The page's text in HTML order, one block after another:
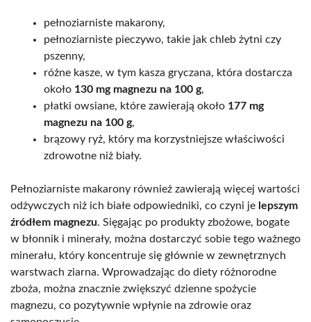
pełnoziarniste makarony,
pełnoziarniste pieczywo, takie jak chleb żytni czy
pszenny,
różne kasze, w tym kasza gryczana, która dostarcza
około 130 mg magnezu na 100 g,
płatki owsiane, które zawierają około 177 mg
magnezu na 100 g,
brązowy ryż, który ma korzystniejsze właściwości
zdrowotne niż biały.
Pełnoziarniste makarony również zawierają więcej wartości
odżywczych niż ich białe odpowiedniki, co czyni je lepszym
źródłem magnezu. Sięgając po produkty zbożowe, bogate
w błonnik i minerały, można dostarczyć sobie tego ważnego
minerału, który koncentruje się głównie w zewnętrznych
warstwach ziarna. Wprowadzając do diety różnorodne
zboża, można znacznie zwiększyć dzienne spożycie
magnezu, co pozytywnie wpłynie na zdrowie oraz